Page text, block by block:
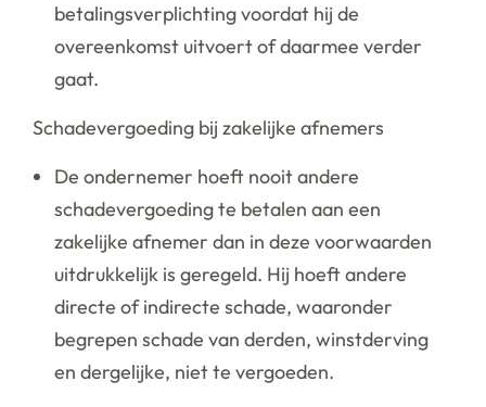
betalingsverplichting voordat hij de
overeenkomst uitvoert of daarmee verder
gaat.
Schadevergoeding bij zakelijke afnemers
De ondernemer hoeft nooit andere
schadevergoeding te betalen aan een
zakelijke afnemer dan in deze voorwaarden
uitdrukkelijk is geregeld. Hij hoeft andere
directe of indirecte schade, waaronder
begrepen schade van derden, winstderving
en dergelijke, niet te vergoeden.